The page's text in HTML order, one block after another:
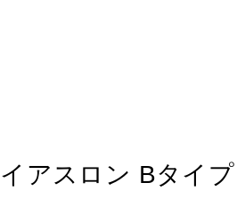
アスロン Bタイプ